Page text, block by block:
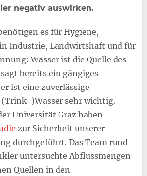
negativ auswirken.
es für Hygiene,
Industrie, Landwirtshaft und für
Wasser ist die Quelle des
bereits ein gängiges
ist eine zuverlässige
)Wasser sehr wichtig.
Universität Graz haben
zur Sicherheit unserer
durchgeführt. Das Team rund
untersuchte Abflussmengen
Quellen in den